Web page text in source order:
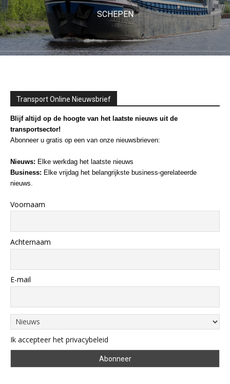
SCHEPEN
Transport Online Nieuwsbrief
Blijf altijd op de hoogte van het laatste nieuws uit de
transportsector!
Abonneer u gratis op een van onze nieuwsbrieven:
Nieuws: Elke werkdag het laatste nieuws
Business: Elke vrijdag het belangrijkste business-gerelateerde
nieuws.
Voornaam
Achternaam
E-mail
Ik accepteer het privacybeleid